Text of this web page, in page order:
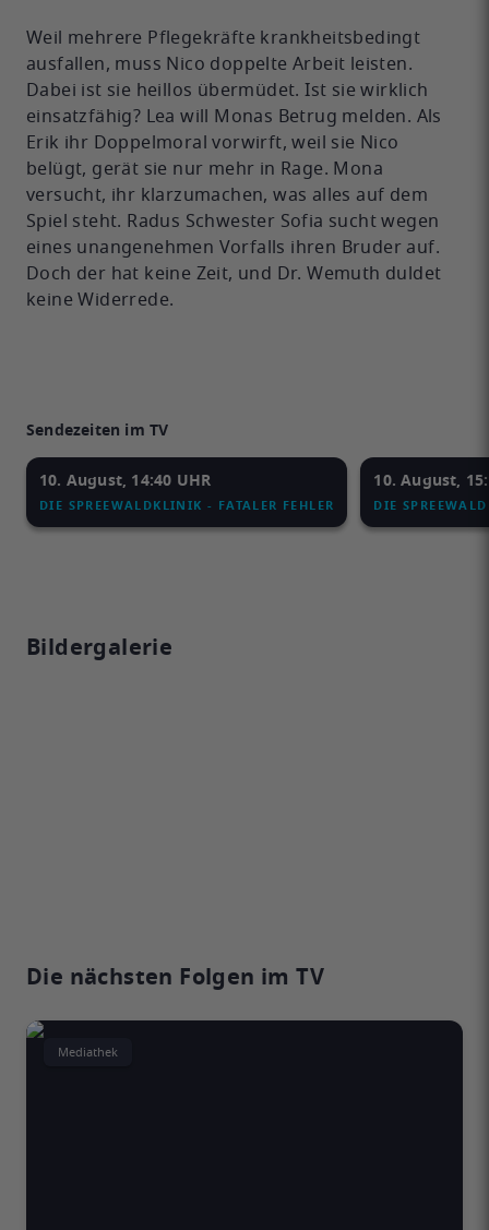
Weil mehrere Pflegekräfte krankheitsbedingt
ausfallen, muss Nico doppelte Arbeit leisten.
Dabei ist sie heillos übermüdet. Ist sie wirklich
einsatzfähig? Lea will Monas Betrug melden. Als
Erik ihr Doppelmoral vorwirft, weil sie Nico
belügt, gerät sie nur mehr in Rage. Mona
versucht, ihr klarzumachen, was alles auf dem
Spiel steht. Radus Schwester Sofia sucht wegen
eines unangenehmen Vorfalls ihren Bruder auf.
Doch der hat keine Zeit, und Dr. Wemuth duldet
keine Widerrede.
Sendezeiten im TV
10. August, 14:40 UHR
DIE SPREEWALDKLINIK - FATALER FEHLER
10. August,
DIE
Bildergalerie
Die nächsten Folgen im TV
Mediathek